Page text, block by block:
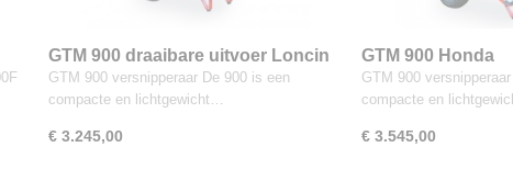
GTM 900 draaibare uitvoer Loncin
GTM 900 versnipperaar De 900 is een
compacte en lichtgewicht…
€ 3.245,00
GTM 900 Honda
GTM 900
compacte en
€ 3.545,00